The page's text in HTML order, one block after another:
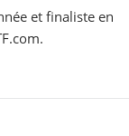
et finaliste en